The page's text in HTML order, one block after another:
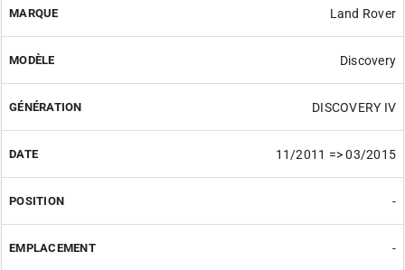
Land Rover
Discovery
DISCOVERY IV
11/2011 => 03/2015
-
-